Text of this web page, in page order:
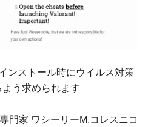
ンストール時にウイルス対策
う求められます
門家 ワシーリーM.コレスニコ